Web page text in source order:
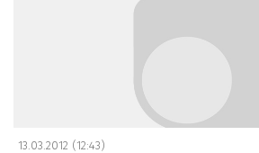
13.03.2012 (12:43)